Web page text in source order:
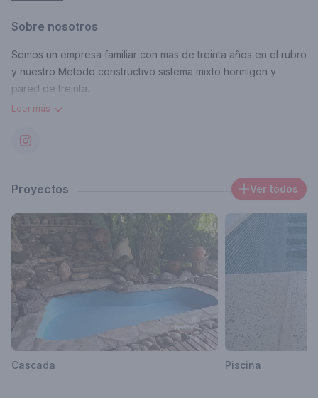
Sobre nosotros
Somos un empresa familiar con mas de treinta años en el rubro
y nuestro Metodo constructivo sistema mixto hormigon y
pared de treinta.
Certificaciones y reconocimientos
Área de trabajo donde opera
Leer más
Proyectos Ver todos
Cascada Piscina